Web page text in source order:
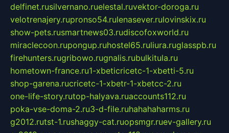
delfinet.rusilvernano.ruelestal.ruvektor-doroga.ru
velotrenajery.rupronso54.rulenasever.rulovinskix.ru
show-pets.rusmartnews03.rudiscofoxworld.ru
miraclecoon.rupongup.ruhostel65.ruliura.ruglasspb.ru
firehunters.rugribowo.rugnalis.rubulkitula.ru
hometown-france.ru1-xbeticricetc-1-xbetti-5.ru
shop-garena.rucricetc-1-xbetr-1-xbetcc-2.ru
one-life-story.rutop-halyava.ruaccounts112.ru
poka-vse-doma-2.ru3-d-file.ruhahahaharms.ru
g2012.rutst-1.rushaggy-cat.ruopsmgr.ruev-gallery.ru